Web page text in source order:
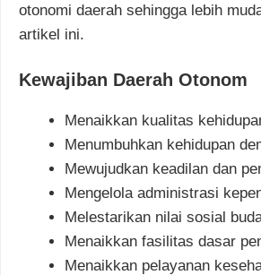
otonomi daerah sehingga lebih
artikel ini.
Kewajiban Daerah Otonom
Menaikkan kualitas
Menumbuhkan kehidupan
Mewujudkan keadilan dan
Mengelola administrasi
Melestarikan nilai sosial
Menaikkan fasilitas dasar
Menaikkan pelayanan